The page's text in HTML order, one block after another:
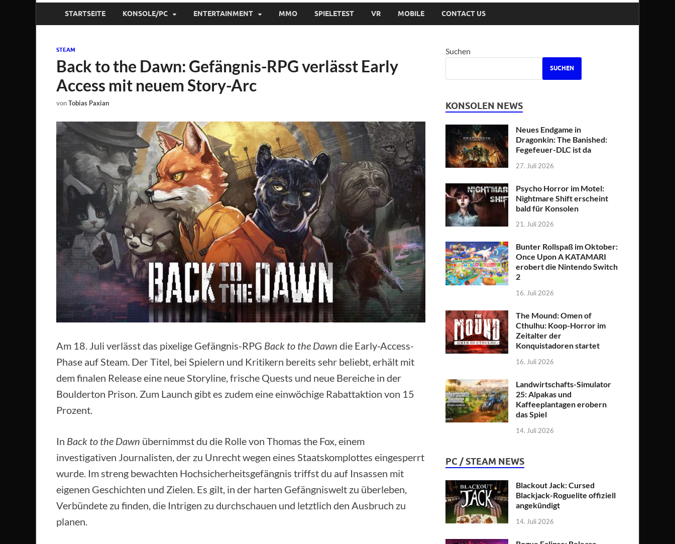
STARTSEITE KONSOLE/PC ENTERTAINMENT MMO SPIELETEST VR MOBILE CONTACT US
STEAM
Back to the Dawn: Gefängnis-RPG verlässt Early
Access mit neuem Story-Arc
vonTobias Paxian
Am 18. Juli verlässt das pixelige Gefängnis-RPG Back to the Dawn die Early-Access-
Phase auf Steam. Der Titel, bei Spielern und Kritikern bereits sehr beliebt, erhält mit
dem finalen Release eine neue Storyline, frische Quests und neue Bereiche in der
Boulderton Prison. Zum Launch gibt es zudem eine einwöchige Rabattaktion von 15
Prozent.
In Back to the Dawn übernimmst du die Rolle von Thomas the Fox, einem
investigativen Journalisten, der zu Unrecht wegen eines Staatskomplottes eingesperrt
wurde. Im streng bewachten Hochsicherheitsgefängnis triffst du auf Insassen mit
eigenen Geschichten und Zielen. Es gilt, in der harten Gefängniswelt zu überleben,
Verbündete zu finden, die Intrigen zu durchschauen und letztlich den Ausbruch zu
planen.
Suchen
SUCHEN
KONSOLEN NEWS
Neues Endgame in
Dragonkin: The Banished:
Fegefeuer-DLC ist da
27. Juli 2026
Psycho Horror im Motel:
Nightmare Shift erscheint
bald für Konsolen
21. Juli 2026
Bunter Rollspaß im Oktober:
Once Upon A KATAMARI
erobert die Nintendo Switch
2
16. Juli 2026
The Mound: Omen of
Cthulhu: Koop-Horror im
Zeitalter der
Konquistadoren startet
16. Juli 2026
Landwirtschafts-Simulator
25: Alpakas und
Kaffeeplantagen erobern
das Spiel
14. Juli 2026
PC / STEAM NEWS
Blackout Jack: Cursed
Blackjack-Roguelite offiziell
angekündigt
14. Juli 2026